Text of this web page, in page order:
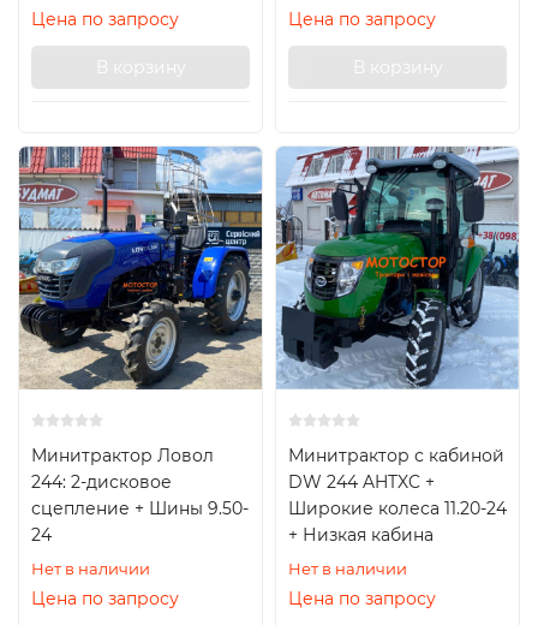
Цена по запросу
В корзину
Цена по запросу
В корзину
Минитрактор Ловол
244: 2-дисковое
сцепление + Шины 9.50-
24
Нет в наличии
Цена по запросу
Минитрактор с кабиной
DW 244 AHTXC +
Широкие колеса 11.20-24
+ Низкая кабина
Нет в наличии
Цена по запросу